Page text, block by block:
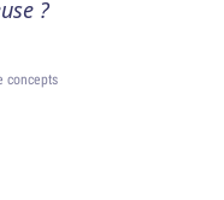
?
concepts